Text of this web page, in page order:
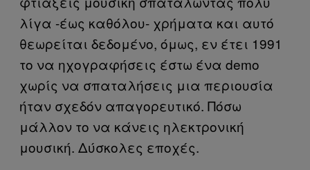
λίγα -έως καθόλου- χρήματα και αυτό
θεωρείται δεδομένο, όμως, εν έτει 1991
το να ηχογραφήσεις έστω ένα demo
χωρίς να σπαταλήσεις μια περιουσία
ήταν σχεδόν απαγορευτικό. Πόσω
μάλλον το να κάνεις ηλεκτρονική
μουσική. Δύσκολες εποχές.